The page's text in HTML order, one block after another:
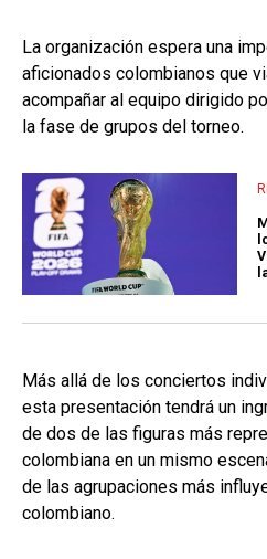
La organización espera una
aficionados colombianos que
acompañar al equipo dirigido
la fase de grupos del torneo.
Más allá de los conciertos
esta presentación tendrá un
de dos de las figuras más
colombiana en un mismo
de las agrupaciones más
colombiano.